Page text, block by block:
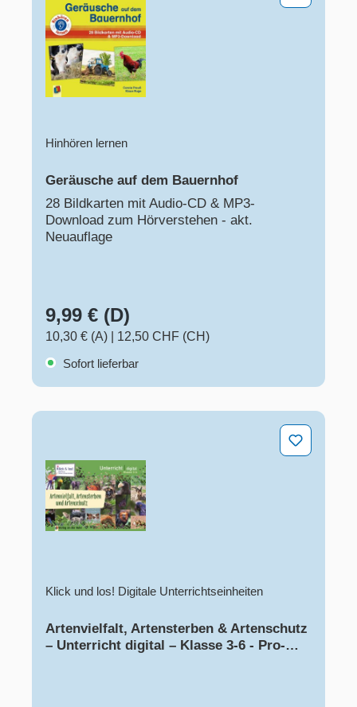
Hinhören lernen
Geräusche auf dem Bauernhof
28 Bildkarten mit Audio-CD & MP3-
Download zum Hörverstehen - akt.
Neuauflage
9,99 € (D)
10,30 € (A)
12,50 CHF (CH)
Sofort lieferbar
Artenvielfalt, Artensterben & Artenschutz – Unterricht
Klick und los! Digitale Unterrichtseinheiten
Artenvielfalt, Artensterben & Artenschutz
– Unterricht digital – Klasse 3-6 - Pro-